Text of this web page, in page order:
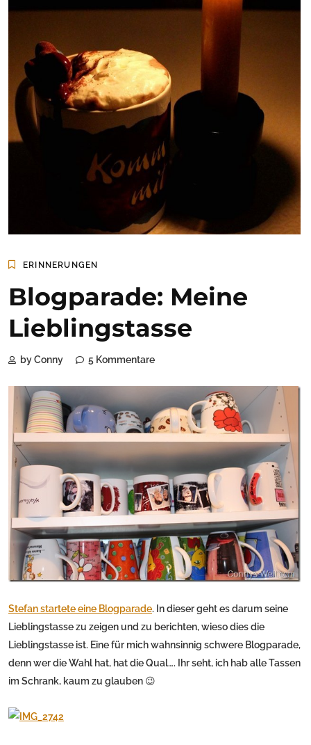
ERINNERUNGEN
Blogparade: Meine
Lieblingstasse
by Conny 5 Kommentare
Stefan startete eine Blogparade. In dieser geht es darum seine
Lieblingstasse zu zeigen und zu berichten, wieso dies die
Lieblingstasse ist. Eine für mich wahnsinnig schwere Blogparade,
denn wer die Wahl hat, hat die Qual…. Ihr seht, ich hab alle Tassen
im Schrank, kaum zu glauben 😉